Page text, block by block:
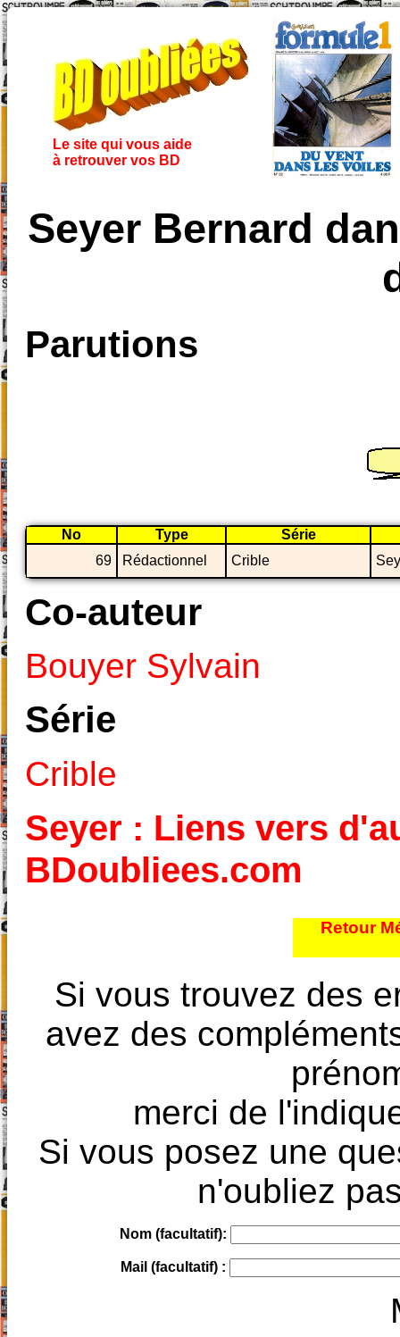
Le site qui vous aide
à retrouver vos BD
Seyer Bernard
Parutions
No Type
Série
69
Rédactionnel Crible
Co-auteur
Bouyer Sylvain
Série
Crible
Seyer : Liens vers
BDoubliees.com
Retour
Si vous trouvez des
avez des
merci de
Si vous posez une
n'oubliez
Nom (facultatif):
Mail (facultatif) :